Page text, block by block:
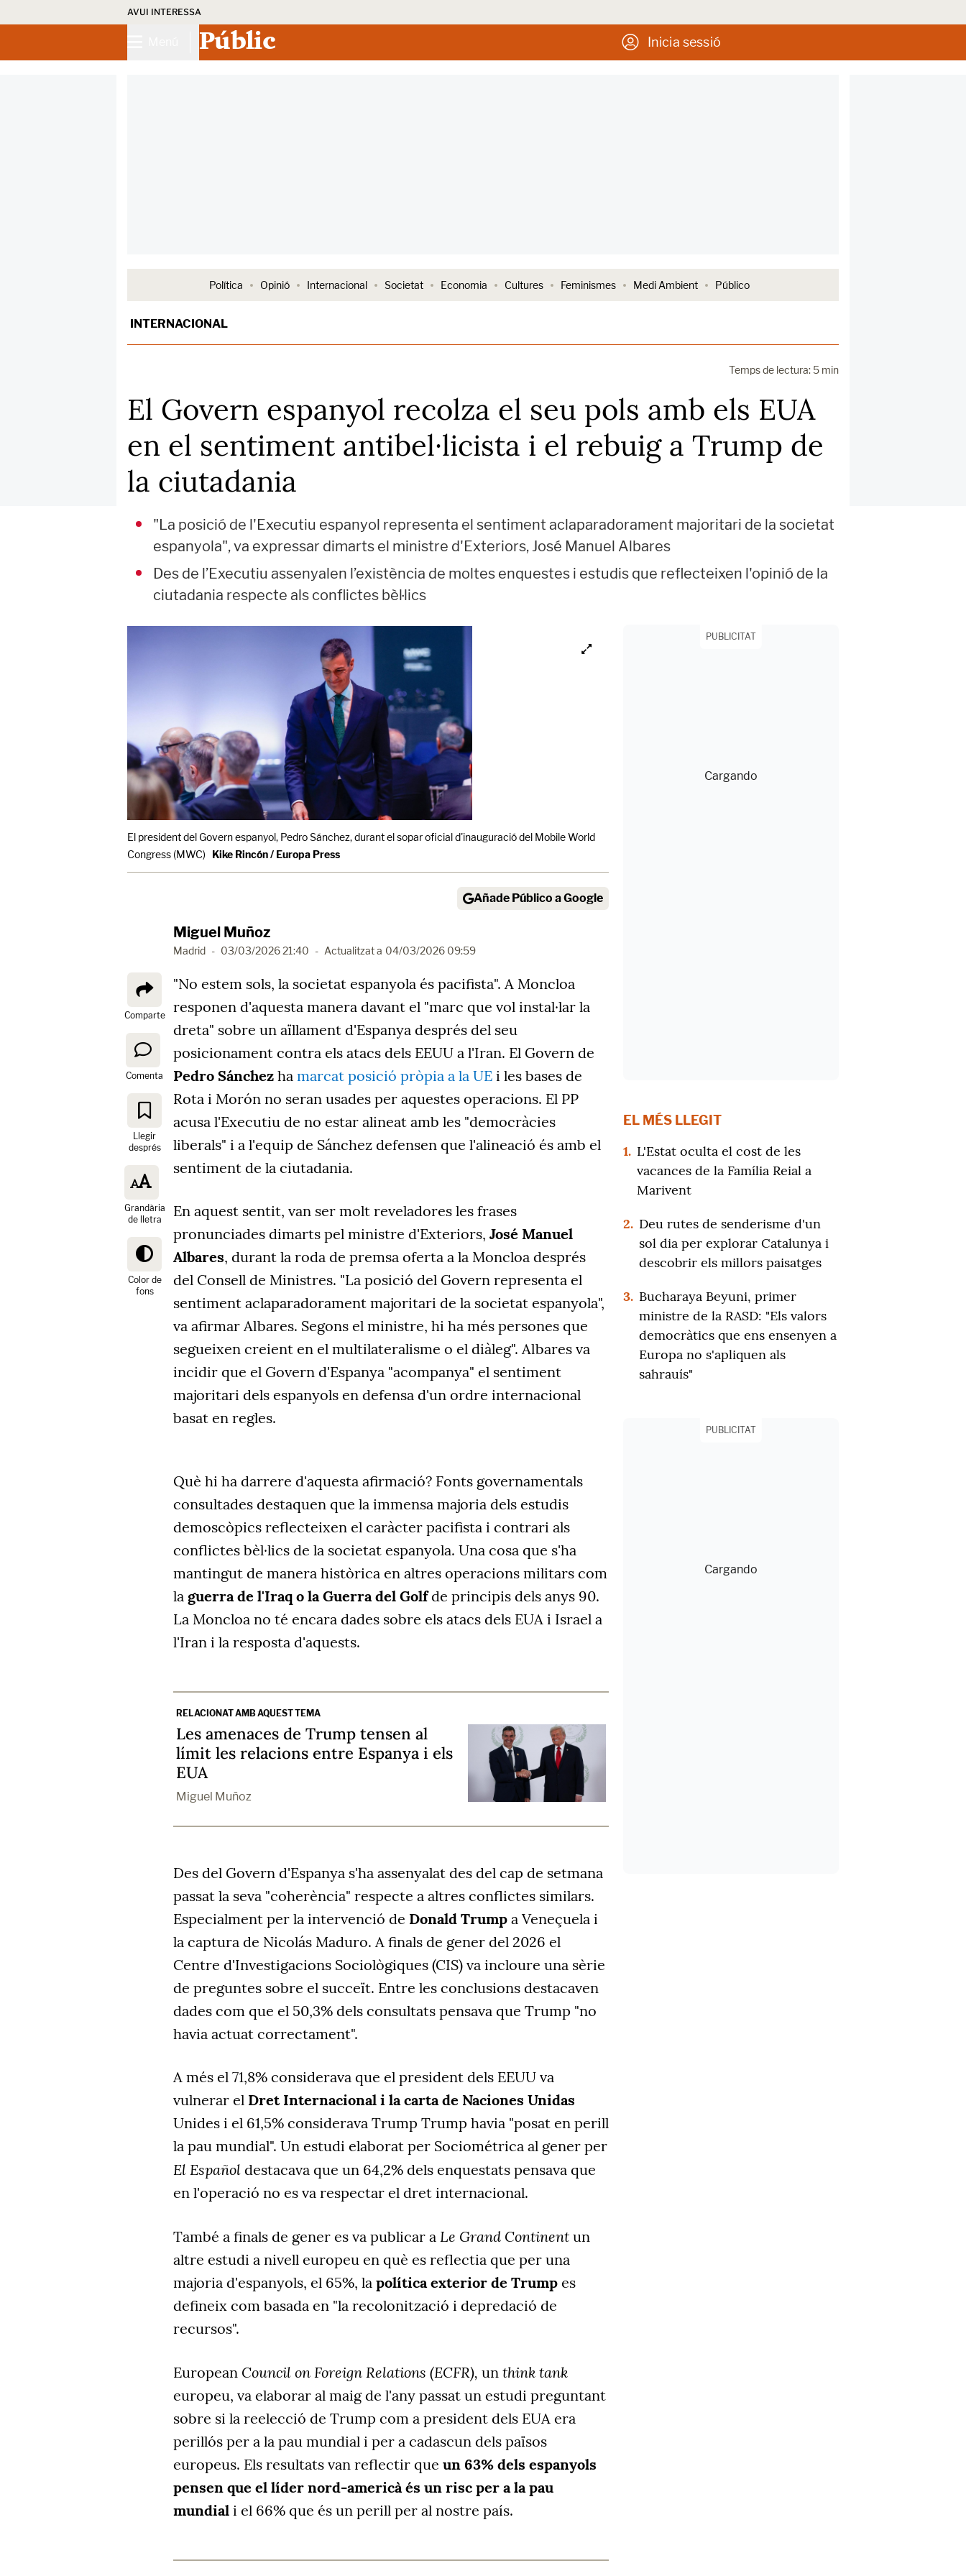
AVUI INTERESSA
Públic Inicia sessió
Política Opinió Internacional Societat Economia Cultures Feminismes Medi Ambient Público
INTERNACIONAL
Temps de lectura: 5 min
El Govern espanyol recolza el seu pols amb els EUA
en el sentiment antibel·licista i el rebuig a Trump de
la ciutadania
"La posició de l'Executiu espanyol representa el sentiment aclaparadorament majoritari de la societat
espanyola", va expressar dimarts el ministre d'Exteriors, José Manuel Albares
Des de l’Executiu assenyalen l’existència de moltes enquestes i estudis que reflecteixen l'opinió de la
ciutadania respecte als conflictes bèl·lics
El president del Govern espanyol, Pedro Sánchez, durant el sopar oficial d'inauguració del Mobile World
Congress (MWC)
Kike Rincón / Europa Press
Añade Público a Google
Miguel Muñoz
Madrid - 03/03/2026 21:40 - Actualitzat a 04/03/2026 09:59
Comparte
Comenta
Llegir
després
Grandària
de lletra
Color de
fons
"No estem sols, la societat espanyola és pacifista". A Moncloa
responen d'aquesta manera davant el "marc que vol instal·lar la
dreta" sobre un aïllament d'Espanya després del seu
posicionament contra els atacs dels EEUU a l'Iran. El Govern de
Pedro Sánchez ha marcat posició pròpia a la UE i les bases de
Rota i Morón no seran usades per aquestes operacions. El PP
acusa l'Executiu de no estar alineat amb les "democràcies
liberals" i a l'equip de Sánchez defensen que l'alineació és amb el
sentiment de la ciutadania.
En aquest sentit, van ser molt reveladores les frases
pronunciades dimarts pel ministre d'Exteriors, José Manuel
Albares, durant la roda de premsa oferta a la Moncloa després
del Consell de Ministres. "La posició del Govern representa el
sentiment aclaparadorament majoritari de la societat espanyola",
va afirmar Albares. Segons el ministre, hi ha més persones que
segueixen creient en el multilateralisme o el diàleg". Albares va
incidir que el Govern d'Espanya "acompanya" el sentiment
majoritari dels espanyols en defensa d'un ordre internacional
basat en regles.
Què hi ha darrere d'aquesta afirmació? Fonts governamentals
consultades destaquen que la immensa majoria dels estudis
demoscòpics reflecteixen el caràcter pacifista i contrari als
conflictes bèl·lics de la societat espanyola. Una cosa que s'ha
mantingut de manera històrica en altres operacions militars com
la guerra de l'Iraq o la Guerra del Golfde principis dels anys 90.
La Moncloa no té encara dades sobre els atacs dels EUA i Israel a
l'Iran i la resposta d'aquests.
RELACIONAT AMB AQUEST TEMA
Les amenaces de Trump tensen al
límit les relacions entre Espanya i els
EUA
Miguel Muñoz
Des del Govern d'Espanya s'ha assenyalat des del cap de setmana
passat la seva "coherència" respecte a altres conflictes similars.
Especialment per la intervenció de Donald Trump a Veneçuela i
la captura de Nicolás Maduro. A finals de gener del 2026 el
Centre d'Investigacions Sociològiques (CIS) va incloure una sèrie
de preguntes sobre el succeït. Entre les conclusions destacaven
dades com que el 50,3% dels consultats pensava que Trump "no
havia actuat correctament".
A més el 71,8% considerava que el president dels EEUU va
vulnerar el Dret Internacional i la carta de Naciones Unidas
Unides i el 61,5% considerava Trump Trump havia "posat en perill
la pau mundial". Un estudi elaborat per Sociométrica al gener per
El Español destacava que un 64,2% dels enquestats pensava que
en l'operació no es va respectar el dret internacional.
També a finals de gener es va publicar a Le Grand Continent un
altre estudi a nivell europeu en què es reflectia que per una
majoria d'espanyols, el 65%, la política exterior de Trump es
defineix com basada en "la recolonització i depredació de
recursos".
European Council on Foreign Relations (ECFR), un think tank
europeu, va elaborar al maig de l'any passat un estudi preguntant
sobre si la reelecció de Trump com a president dels EUA era
perillós per a la pau mundial i per a cadascun dels països
europeus. Els resultats van reflectir que un 63% dels espanyols
pensen que el líder nord-americà és un risc per a la pau
mundial i el 66% que és un perill per al nostre país.
PUBLICITAT
EL MÉS LLEGIT
1. L'Estat oculta el cost de les
vacances de la Família Reial a
Marivent
2. Deu rutes de senderisme d'un
sol dia per explorar Catalunya i
descobrir els millors paisatges
3. Bucharaya Beyuni, primer
ministre de la RASD: "Els valors
democràtics que ens ensenyen a
Europa no s'apliquen als
sahrauís"
PUBLICITAT